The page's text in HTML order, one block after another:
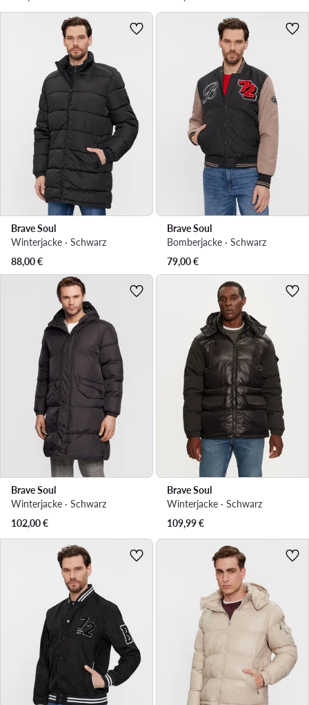
Brave Soul
Winterjacke · Schwarz
88,00€
Brave Soul
Bomberjacke · Schwarz
79,00€
Brave Soul
Winterjacke · Schwarz
102,00€
Brave Soul
Winterjacke · Schwarz
109,99€